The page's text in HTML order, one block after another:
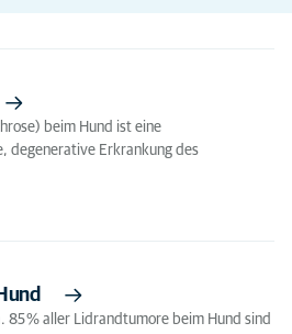
beim Hund ist eine
degenerative Erkrankung des
85 % aller Lidrandtumore beim Hund sind